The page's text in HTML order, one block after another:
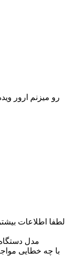
لطفا اطلاعات
۱- مدل